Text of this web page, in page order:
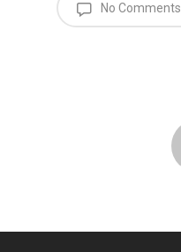
No Comments